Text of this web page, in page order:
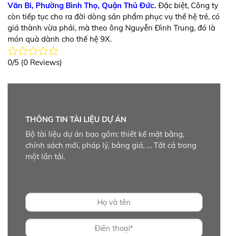
Văn Bi, Phường Bình Thọ, Quận Thủ Đức. Đặc biệt, Công ty
còn tiếp tục cho ra đời dòng sản phẩm phục vụ thế hệ trẻ, có
giá thành vừa phải, mà theo ông Nguyễn Đình Trung, đó là
món quà dành cho thế hệ 9X.
0/5 (0 Reviews)
THÔNG TIN TÀI LIỆU DỰ ÁN
Bộ tài liệu dự án bao gồm: thiết kế mặt bằng,
chính sách mới, pháp lý, bảng giá, … Tất cả trong
một lần tải.